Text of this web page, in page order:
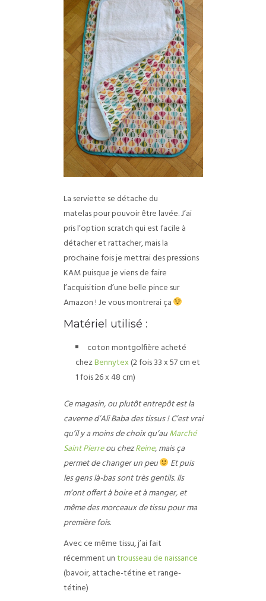
La serviette se détache du
matelas pour pouvoir être lavée. J’ai
pris l’option scratch qui est facile à
détacher et rattacher, mais la
prochaine fois je mettrai des pressions
KAM puisque je viens de faire
l’acquisition d’une belle pince sur
Amazon ! Je vous montrerai ça
Matériel utilisé :
coton montgolfière acheté
chezBennytex (2 fois 33 x 57 cm et
1 fois 26 x 48 cm)
Ce magasin, ou plutôt entrepôt est la
caverne d’Ali Baba des tissus ! C’est vrai
qu’il y a moins de choix qu’auMarché
Saint Pierreou chezReine, mais ça
permet de changer un peu
Et puis
les gens là-bas sont très gentils. Ils
m’ont offert à boire et à manger, et
même des morceaux de tissu pour ma
première fois.
Avec ce même tissu, j’ai fait
récemment untrousseau de naissance
(bavoir, attache-tétine et range-
tétine)